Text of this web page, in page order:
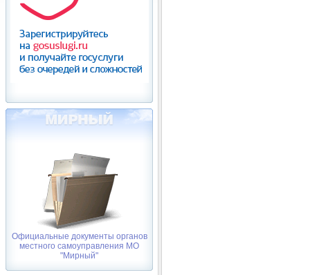
Официальные документы органов
местного самоуправления МО
"Мирный"